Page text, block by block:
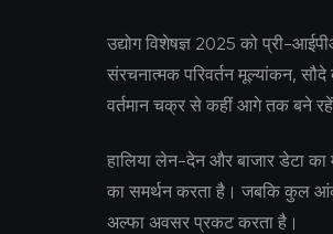
उद्योग विशेषज्ञ 2025 को प्री-
संरचनात्मक परिवर्तन मूल्यांकन,
वर्तमान चक्र से कहीं आगे तक बने
हालिया लेन-देन और बाजार डेटा
का समर्थन करता है। जबकि कुल
अल्फा अवसर प्रकट करता है।